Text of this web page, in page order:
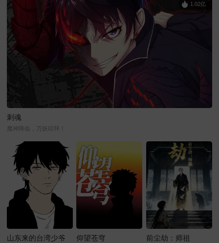
刺魂
魔神降临，万妖叩拜！
1.02亿
山东来的台湾少爷 仰望苍穹 前尘劫：师祖